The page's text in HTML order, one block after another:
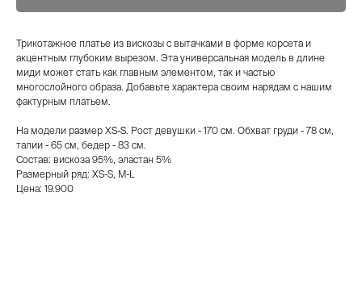
Трикотажное платье из вискозы с вытачками в форме корсета и
акцентным глубоким вырезом. Эта универсальная модель в длине
миди может стать как главным элементом, так и частью
многослойного образа. Добавьте характера своим нарядам с нашим
фактурным платьем.
На модели размер XS-S. Рост девушки - 170 см. Обхват груди - 78 см,
талии - 65 см, бедер - 83 см.
Состав: вискоза 95%, эластан 5%
Размерный ряд: XS-S, M-L
Цена: 19.900